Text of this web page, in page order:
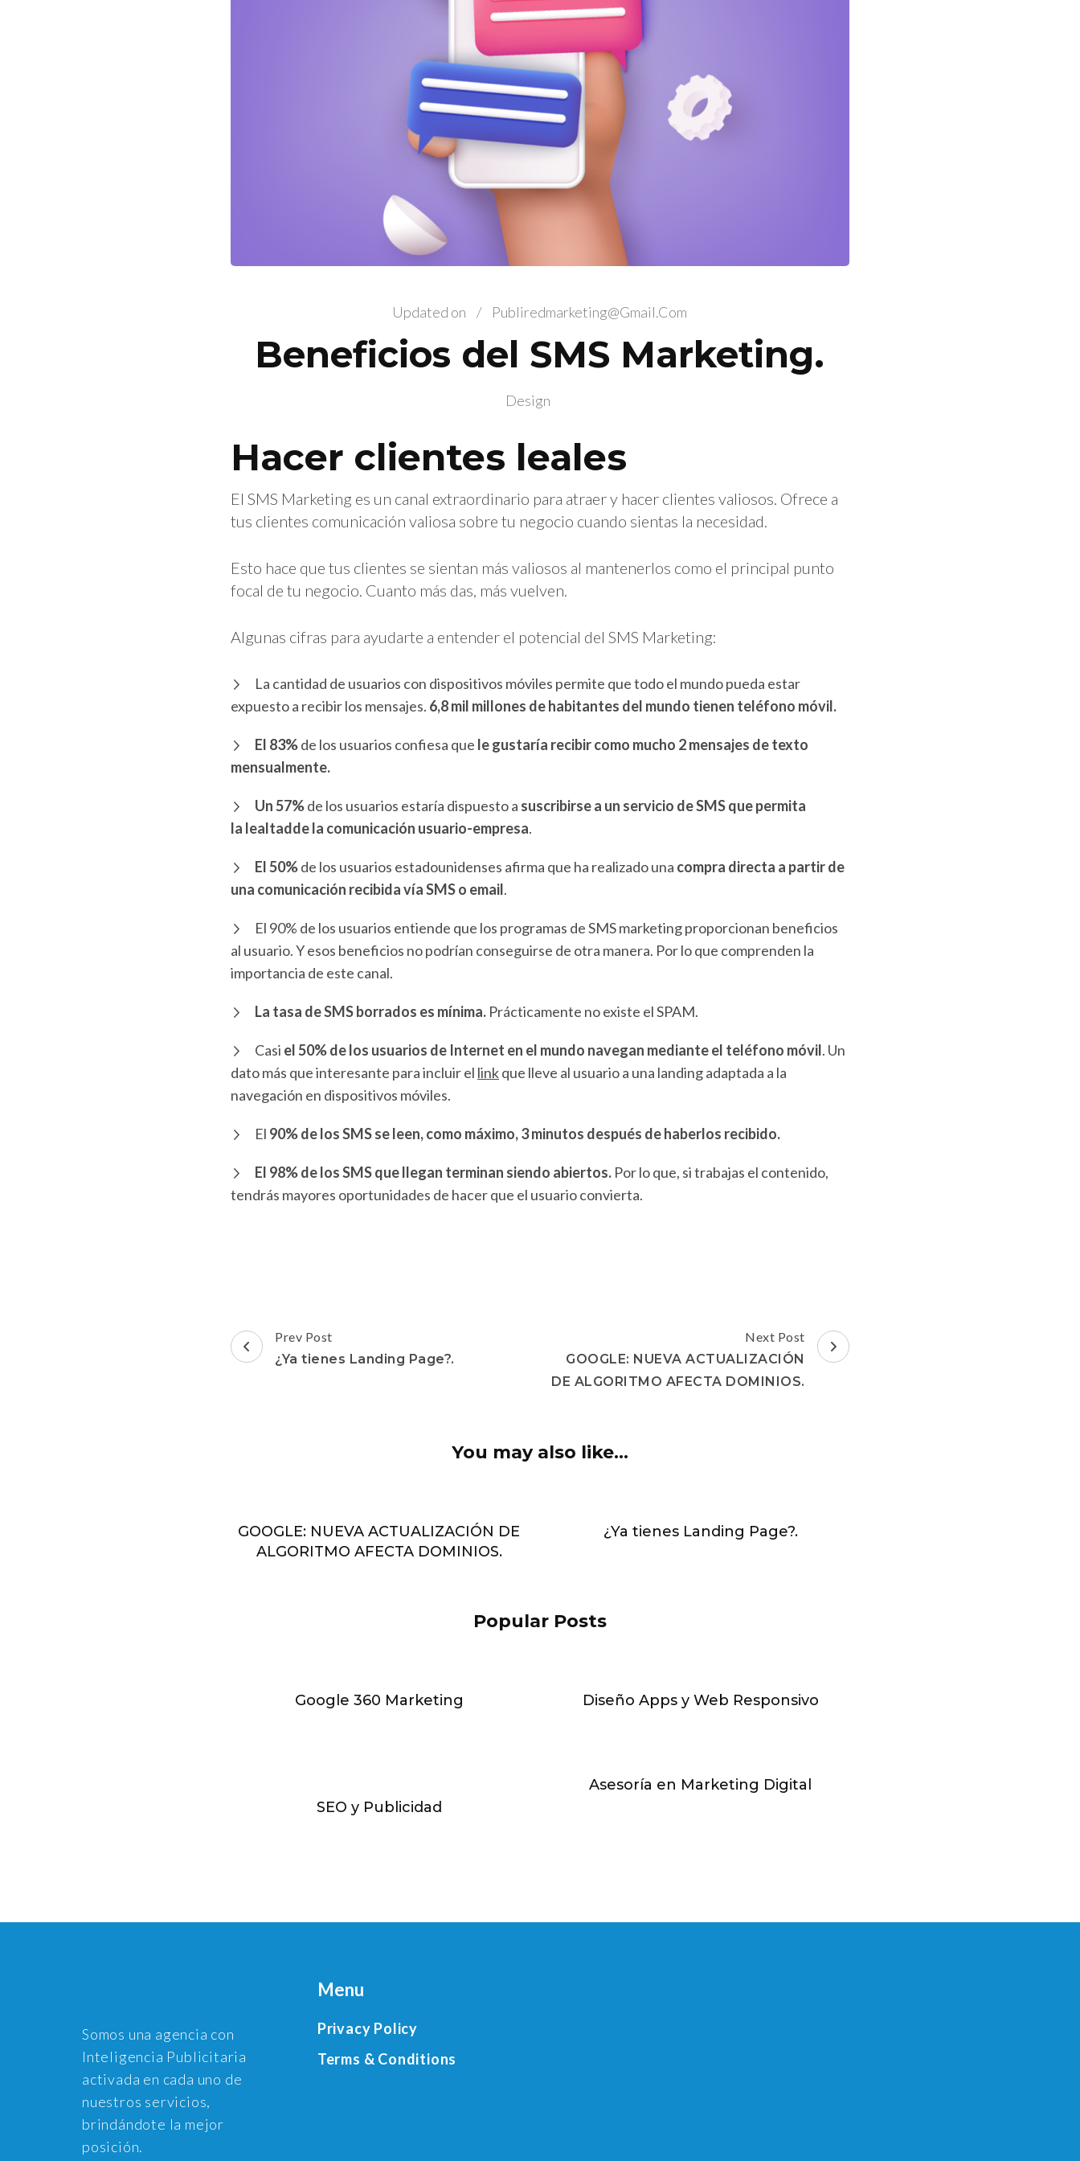
Updated on / Publiredmarketing@gmail.com
Beneficios del SMS Marketing.
Design
Hacer clientes leales
El SMS Marketing es un canal extraordinario para atraer y hacer clientes valiosos. Ofrece a
tus clientes comunicación valiosa sobre tu negocio cuando sientas la necesidad.
Esto hace que tus clientes se sientan más valiosos al mantenerlos como el principal punto
focal de tu negocio. Cuanto más das, más vuelven.
Algunas cifras para ayudarte a entender el potencial del SMS Marketing:
La cantidad de usuarios con dispositivos móviles permite que todo el mundo pueda estar
expuesto a recibir los mensajes. 6,8 mil millones de habitantes del mundo tienen teléfono móvil.
El 83%de los usuarios confiesa que le gustaría recibir como mucho 2 mensajes de texto
mensualmente.
Un 57%de los usuarios estaría dispuesto a suscribirse a un servicio de SMS que permita
la lealtadde la comunicación usuario-empresa.
El 50%de los usuarios estadounidenses afirma que ha realizado una compra directa a partir de
una comunicación recibida vía SMS o email.
El 90% de los usuarios entiende que los programas de SMS marketing proporcionan beneficios
al usuario. Y esos beneficios no podrían conseguirse de otra manera. Por lo que comprenden la
importancia de este canal.
La tasa de SMS borrados es mínima. Prácticamente no existe el SPAM.
Casi el 50% de los usuarios de Internet en el mundo navegan mediante el teléfono móvil. Un
dato más que interesante para incluir el linkque lleve al usuario a una landing adaptada a la
navegación en dispositivos móviles.
El 90% de los SMS se leen, como máximo, 3 minutos después de haberlos recibido.
El 98% de los SMS que llegan terminan siendo abiertos. Por lo que, si trabajas el contenido,
tendrás mayores oportunidades de hacer que el usuario convierta.
Post
Navigation
Prev Post
¿Ya tienes Landing Page?.
Next Post
GOOGLE: NUEVA ACTUALIZACIÓN
DE ALGORITMO AFECTA DOMINIOS.
You may also like...
GOOGLE: NUEVA ACTUALIZACIÓN DE
ALGORITMO AFECTA DOMINIOS.
¿Ya tienes Landing Page?.
Popular Posts
Google 360 Marketing Diseño Apps y Web Responsivo
SEO y Publicidad
Asesoría en Marketing Digital
Somos una agencia con
Inteligencia Publicitaria
activada en cada uno de
nuestros servicios,
brindándote la mejor
posición.
Menu
Privacy Policy
Terms & Conditions